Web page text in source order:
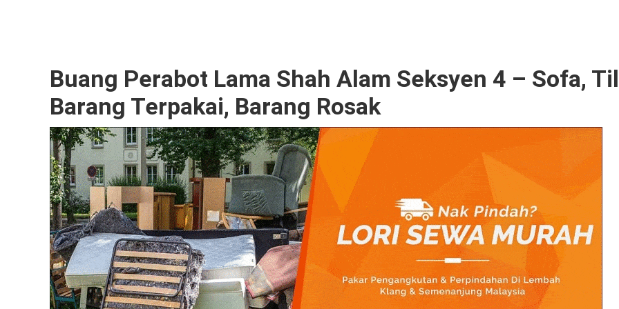
Buang Perabot Lama Shah Alam Seksyen 4 – Sofa,
Barang Terpakai, Barang Rosak